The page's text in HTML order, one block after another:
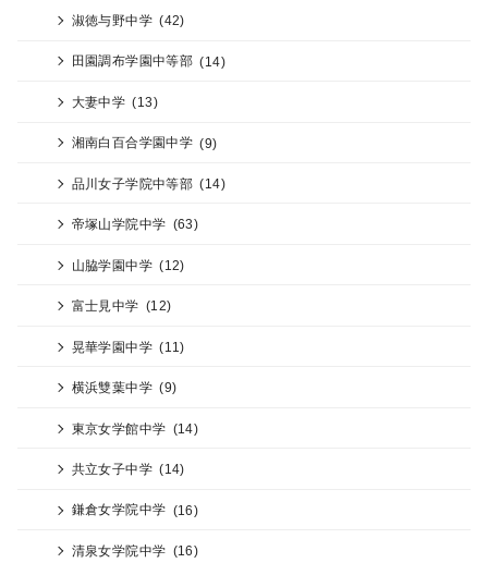
淑徳与野中学 (42)
田園調布学園中等部 (14)
大妻中学 (13)
湘南白百合学園中学 (9)
品川女子学院中等部 (14)
帝塚山学院中学 (63)
山脇学園中学 (12)
富士見中学 (12)
晃華学園中学 (11)
横浜雙葉中学 (9)
東京女学館中学 (14)
共立女子中学 (14)
鎌倉女学院中学 (16)
清泉女学院中学 (16)